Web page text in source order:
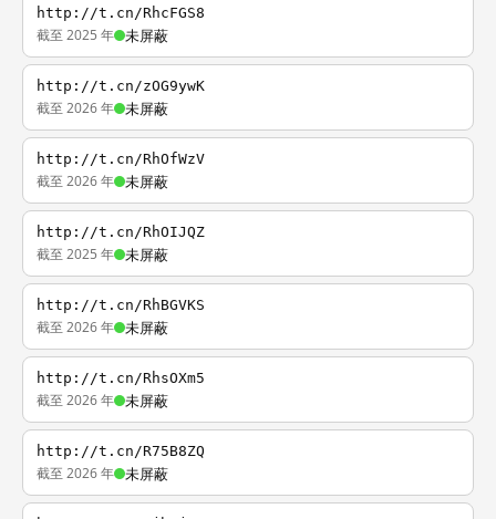
http://t.cn/RhcFGS8
截至 2025 年 未屏蔽
http://t.cn/zOG9ywK
截至 2026 年 未屏蔽
http://t.cn/RhOfWzV
截至 2026 年 未屏蔽
http://t.cn/RhOIJQZ
截至 2025 年 未屏蔽
http://t.cn/RhBGVKS
截至 2026 年 未屏蔽
http://t.cn/RhsOXm5
截至 2026 年 未屏蔽
http://t.cn/R75B8ZQ
截至 2026 年 未屏蔽